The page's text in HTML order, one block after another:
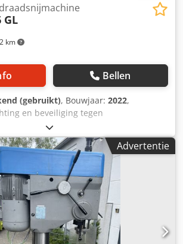
km
GL
Bellen
(gebruikt), Bouwjaar: 2022,
en beveiliging tegen
Programma voor enkel- en continu-
geregelde motorrem bij enkelvoudige
en diepteweergave met
draaddiepte Stukteller
van M5 tot M30 Dksdpfey Sxtmjx Acqor
per uur: 800 Normale boorcapaciteit:
4 Draaddiepte: 90 mm Boordiepte: 160
mm Tafeloppervlak: 550 × 400 mm
mm Gewicht: 385 kg 2 machines
Advertentie